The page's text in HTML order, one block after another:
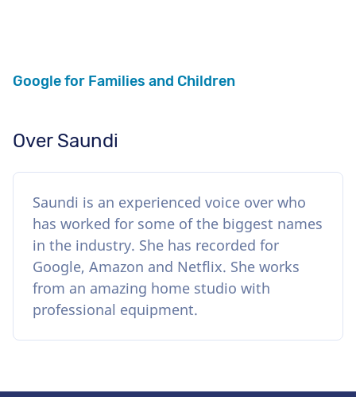
Google for Families and Children
Over Saundi
Saundi is an experienced voice over who
has worked for some of the biggest names
in the industry. She has recorded for
Google, Amazon and Netflix. She works
from an amazing home studio with
professional equipment.